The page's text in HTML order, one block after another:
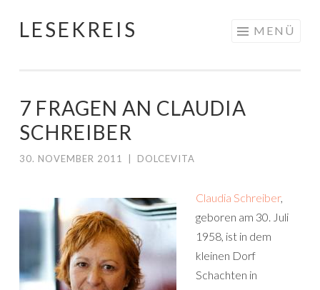
Springe
LESEKREIS MENÜ
7 FRAGEN AN CLAUDIA
SCHREIBER
30. NOVEMBER 2011 DOLCEVITA
Claudia Schreiber,
geboren am 30. Juli
1958, ist in dem
kleinen Dorf
Schachten in